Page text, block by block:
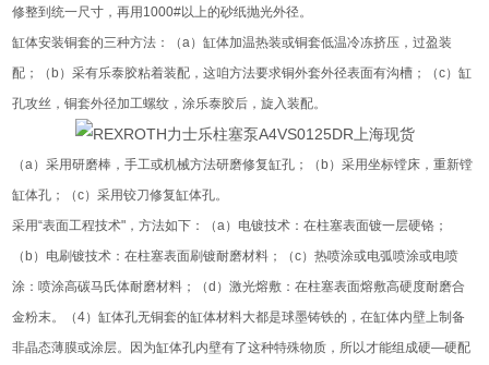
修整到统一尺寸，再用1000#以上的砂纸抛光外径。
缸体安装铜套的三种方法：（a）缸体加温热装或铜套低温冷冻挤压，过盈装
配；（b）采有乐泰胶粘着装配，这咱方法要求铜外套外径表面有沟槽；（c）缸
孔攻丝，铜套外径加工螺纹，涂乐泰胶后，旋入装配。
（a）采用研磨棒，手工或机械方法研磨修复缸孔；（b）采用坐标镗床，重新镗
缸体孔；（c）采用铰刀修复缸体孔。
采用“表面工程技术"，方法如下：（a）电镀技术：在柱塞表面镀一层硬铬；
（b）电刷镀技术：在柱塞表面刷镀耐磨材料；（c）热喷涂或电弧喷涂或电喷
涂：喷涂高碳马氏体耐磨材料；（d）激光熔敷：在柱塞表面熔敷高硬度耐磨合
金粉末。（4）缸体孔无铜套的缸体材料大都是球墨铸铁的，在缸体内壁上制备
非晶态薄膜或涂层。因为缸体孔内壁有了这种特殊物质，所以才能组成硬—硬配